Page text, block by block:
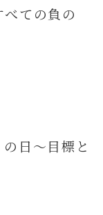
ての負の
日～目標と